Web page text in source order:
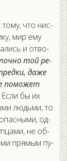
то­му, что нис­
мир ему
и от­во­
той ре­
да­же
по­может
Ес­ли бы их
людь­ми, то
од­
не об­
пря­мым пу­